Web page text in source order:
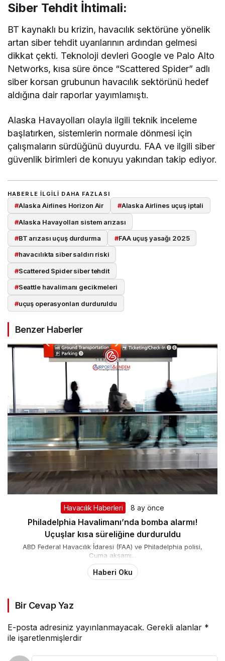
Siber Tehdit İhtimali:
BT kaynaklı bu krizin, havacılık sektörüne yönelik
artan siber tehdit uyarılarının ardından gelmesi
dikkat çekti. Teknoloji devleri Google ve Palo Alto
Networks, kısa süre önce “Scattered Spider” adlı
siber korsan grubunun havacılık sektörünü hedef
aldığına dair raporlar yayımlamıştı.
Alaska Havayolları olayla ilgili teknik inceleme
başlatırken, sistemlerin normale dönmesi için
çalışmaların sürdüğünü duyurdu. FAA ve ilgili siber
güvenlik birimleri de konuyu yakından takip ediyor.
HABERLE ILGILI DAHA FAZLASI
#Alaska Airlines Horizon Air #Alaska Airlines uçuş iptali
#Alaska Havayolları sistem arızası
#BT arızası uçuş durdurma #FAA uçuş yasağı 2025
#havacılıkta siber saldırı riski
#Scattered Spider siber tehdit
#Seattle havalimanı gecikmeleri
#uçuş operasyonları durduruldu
Benzer Haberler
Havacılık Haberleri 8 ay önce
Philadelphia Havalimanı’nda bomba alarmı!
Uçuşlar kısa süreliğine durduruldu
ABD Federal Havacılık İdaresi (FAA) ve Philadelphia polisi,
Cuma akşamı...
Haberi Oku
Bir Cevap Yaz
E-posta adresiniz yayınlanmayacak. Gerekli alanlar *
ile işaretlenmişlerdir